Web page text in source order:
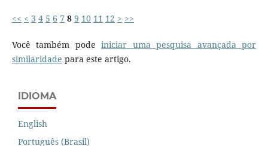
<< < 3 4 5 6 7 8 9 10 11 12 > >>
Você também podeiniciar uma pesquisa avançada por
similaridade para este artigo.
IDIOMA
English
Português (Brasil)